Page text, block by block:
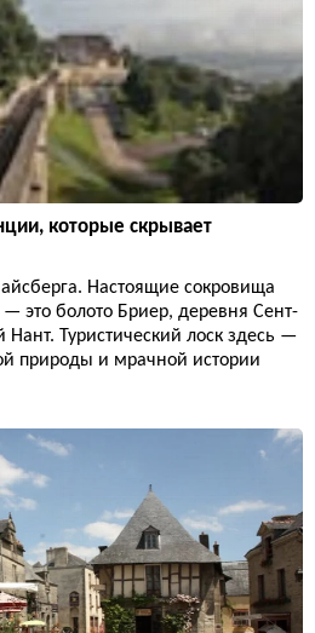
которые скрывает
Настоящие сокровища
это болото Бриер, деревня Сент-
Туристический лоск здесь —
природы и мрачной истории